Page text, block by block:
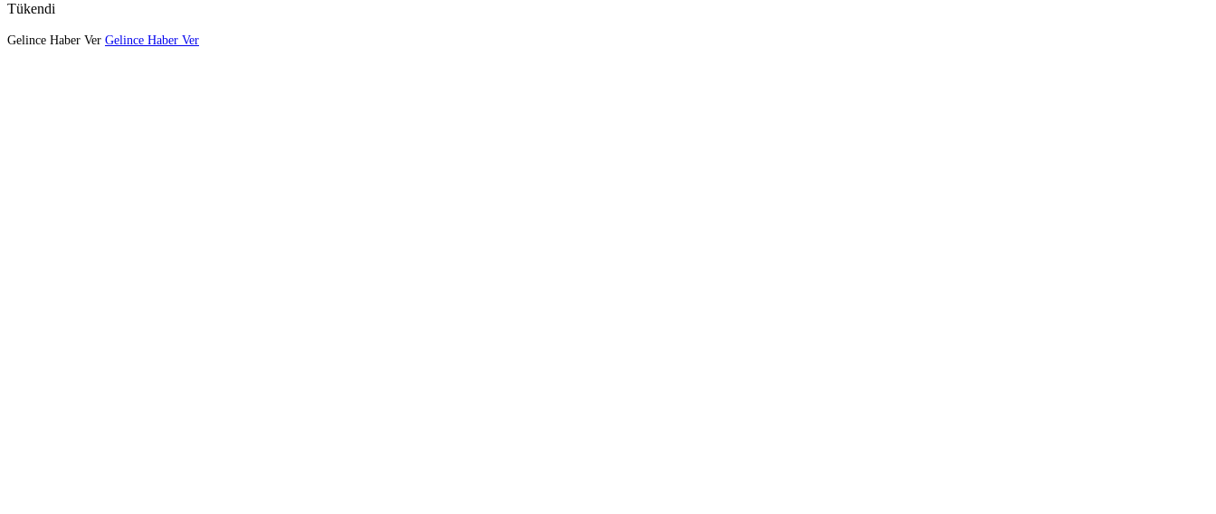
Tükendi
Gelince Haber Ver Gelince Haber Ver